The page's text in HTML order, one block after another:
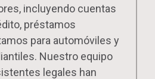
incluyendo cuentas
préstamos
para automóviles y
Nuestro equipo
legales han